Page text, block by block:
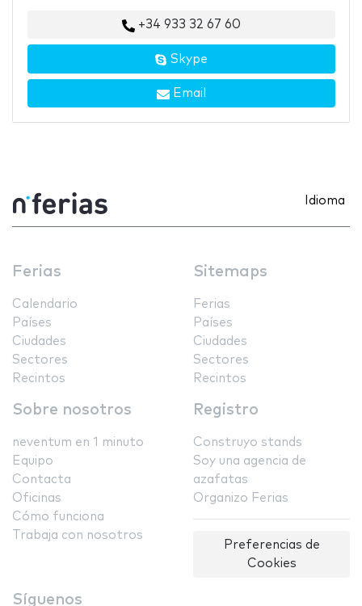
+34 933 32 67 60
Skype
Email
Idioma
Ferias
Calendario
Países
Ciudades
Sectores
Recintos
Sitemaps
Ferias
Países
Ciudades
Sectores
Recintos
Sobre nosotros
neventum en 1 minuto
Equipo
Contacta
Oficinas
Cómo funciona
Trabaja con nosotros
Registro
Construyo stands
Soy una agencia de
azafatas
Organizo Ferias
Preferencias de
Cookies
Síguenos